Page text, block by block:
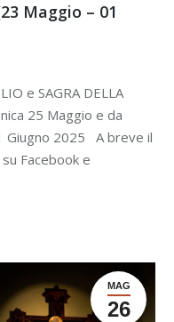
Maggio – 01
e SAGRA DELLA
25 Maggio e da
Giugno 2025 A breve il
Facebook e
MAG
26